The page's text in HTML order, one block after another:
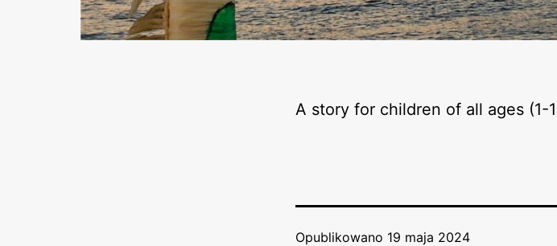
A story for children of all ages (1-
Opublikowano 19 maja 2024